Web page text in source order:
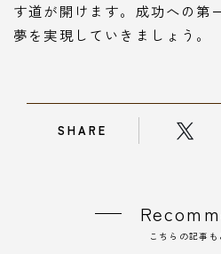
す道が開けます。成功への第
夢を実現していきましょう。
SHARE
こちらの記事